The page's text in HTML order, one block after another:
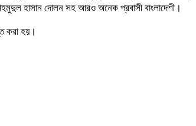
হাসান দোলন সহ আরও অনেক প্রবাসী বাংলাদেশী।
করা হয়।